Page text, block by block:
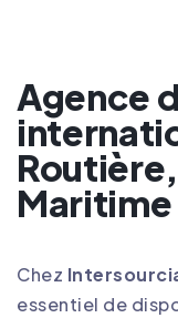
Agence
Maritime
Chez
essentiel de